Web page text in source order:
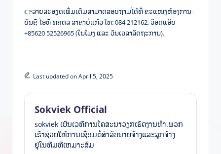
👉ລາຍລະອຽດເພີ່ມເຕີມສາມາດສອບຖາມໄດ້ທີ່ ຂະແໜງຫ້ອງການ-
ບັນຊີ-ໄອທີ ທຄຕລ ສາຂາບໍ່ແກ້ວ ໂທ: 084 212162, ວັອດແອັບ
+85620 52526965 (ໃນໂມງ ແລະ ວັນເວລາລັດຖະການ).
Last updated on April 5, 2025
Sokviek Official
sokviek ເປັນ​ເວ​ທີ​ການ​ໂຄ​ສະ​ນາ​ວຽກ​ເຮັດ​ງານ​ທໍາ​​.ພວກ
ເຮົາຊ່ວຍໃຫ້ການເຊື່ອມຕໍ່ສໍາລັບນາຍຈ້າງແລະລູກຈ້າງ
ຢູ່ໃນທີມທີ່ເຫມາະສົມ